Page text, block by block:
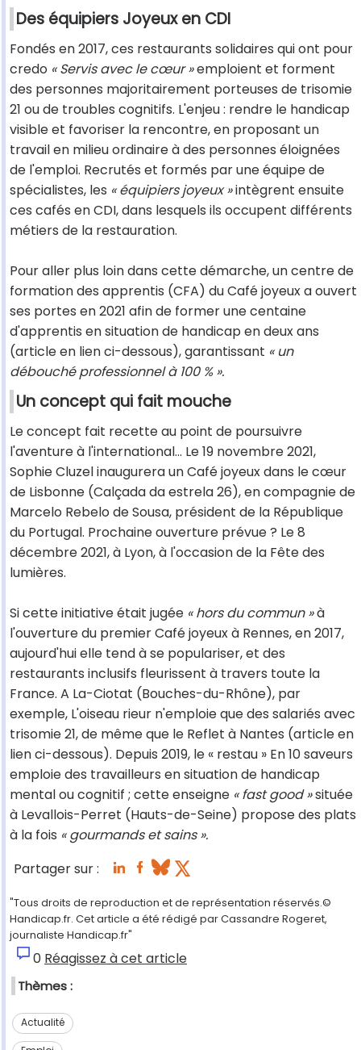
Des équipiers Joyeux en CDI
Fondés en 2017, ces restaurants solidaires qui ont pour
credo « Servis avec le cœur »emploient et forment
des personnes majoritairement porteuses de trisomie
21 ou de troubles cognitifs. L'enjeu : rendre le handicap
visible et favoriser la rencontre, en proposant un
travail en milieu ordinaire à des personnes éloignées
de l'emploi. Recrutés et formés par une équipe de
spécialistes, les « équipiers joyeux »intègrent ensuite
ces cafés en CDI, dans lesquels ils occupent différents
métiers de la restauration.
Pour aller plus loin dans cette démarche, un centre de
formation des apprentis (CFA) du Café joyeux a ouvert
ses portes en 2021 afin de former une centaine
d'apprentis en situation de handicap en deux ans
(article en lien ci-dessous), garantissant « un
débouché professionnel à 100 % ».
Un concept qui fait mouche
Le concept fait recette au point de poursuivre
l'aventure à l'international… Le 19 novembre 2021,
Sophie Cluzel inaugurera un Café joyeux dans le cœur
de Lisbonne (Calçada da estrela 26), en compagnie de
Marcelo Rebelo de Sousa, président de la République
du Portugal. Prochaine ouverture prévue ? Le 8
décembre 2021, à Lyon, à l'occasion de la Fête des
lumières.
Si cette initiative était jugée « hors du commun »à
l'ouverture du premier Café joyeux à Rennes, en 2017,
aujourd'hui elle tend à se populariser, et des
restaurants inclusifs fleurissent à travers toute la
France. A La-Ciotat (Bouches-du-Rhône), par
exemple, L'oiseau rieur n'emploie que des salariés avec
trisomie 21, de même que le Reflet à Nantes (article en
lien ci-dessous). Depuis 2019, le « restau » En 10 saveurs
emploie des travailleurs en situation de handicap
mental ou cognitif ; cette enseigne « fast good »située
à Levallois-Perret (Hauts-de-Seine) propose des plats
à la fois « gourmands et sains ».
Partager sur :
"Tous droits de reproduction et de représentation réservés.©
Handicap.fr. Cet article a été rédigé par Cassandre Rogeret,
journaliste Handicap.fr"
0 Réagissez à cet article
Thèmes :
Actualité